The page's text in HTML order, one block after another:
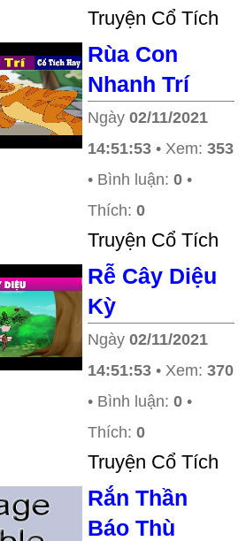
Truyện Cổ Tích
Rùa Con
Nhanh Trí
Ngày 02/11/2021
14:51:53 • Xem: 353
• Bình luận: 0 •
Thích: 0
Truyện Cổ Tích
Rễ Cây Diệu
Kỳ
Ngày 02/11/2021
14:51:53 • Xem: 370
• Bình luận: 0 •
Thích: 0
Truyện Cổ Tích
Rắn Thần
Báo Thù